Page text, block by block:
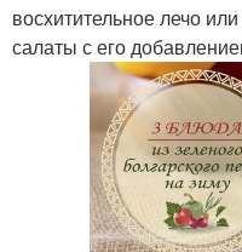
восхитительное лечо
салаты с его